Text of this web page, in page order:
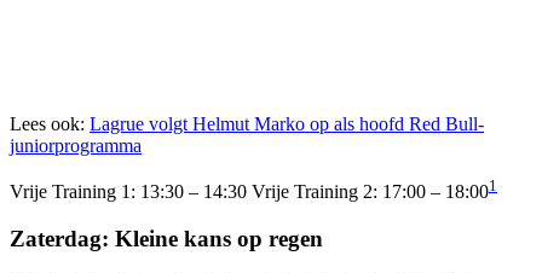
Lees ook: Lagrue volgt Helmut Marko op als hoofd Red Bull-
juniorprogramma
Vrije Training 1: 13:30 – 14:30 Vrije Training 2: 17:00 – 18:00​1
Zaterdag: Kleine kans op regen